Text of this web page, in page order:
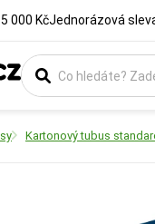
000 KčJednorázová
Kartonový tubus